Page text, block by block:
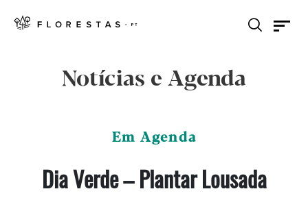
Notícias e Agenda
Em Agenda
Dia Verde – Plantar Lousada